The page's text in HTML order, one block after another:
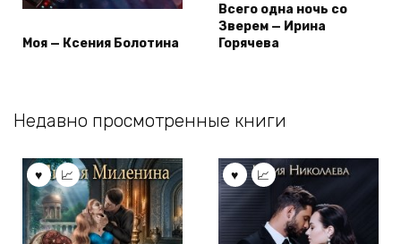
Моя — Ксения Болотина
Всего одна ночь со
Зверем — Ирина
Горячева
Недавно просмотренные книги